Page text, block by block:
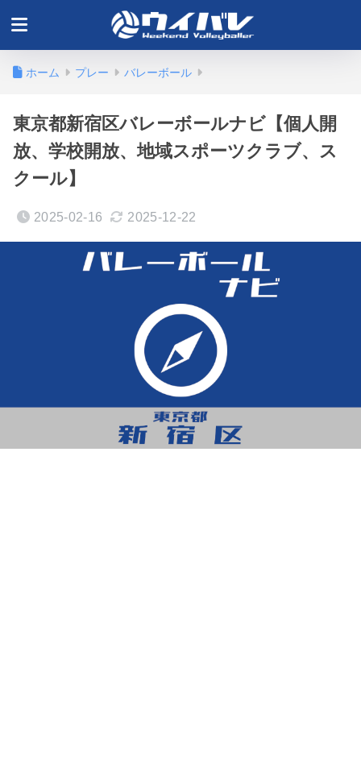
ホーム プレー バレーボール
東京都新宿区バレーボールナビ【個人開
放、学校開放、地域スポーツクラブ、ス
クール】
2025-02-16 2025-12-22